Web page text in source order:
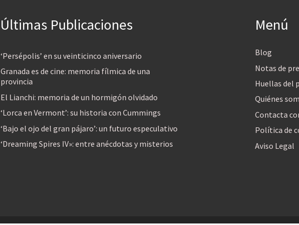
Últimas Publicaciones
‘Persépolis’ en su veinticinco aniversario
Granada es de cine: memoria fílmica de una
provincia
El Lianchi: memoria de un hormigón olvidado
‘Lorca en Vermont’: su historia con Cummings
‘Bajo el ojo del gran pájaro’: un futuro especulativo
‘Dreaming Spires IV»: entre anécdotas y misterios
Menú
Blog
Notas de
Huellas del
Quiénes
Contacta
Política de
Aviso Legal